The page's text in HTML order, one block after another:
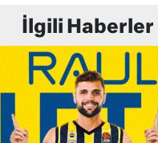
İlgili Haberler